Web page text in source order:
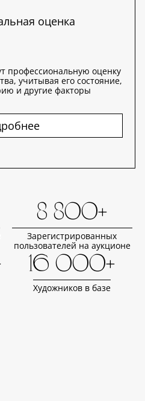
оценка
профессиональную оценку
учитывая его состояние,
и другие факторы
8 800+
Зарегистрированных
пользователей на аукционе
16 000+
Художников в базе